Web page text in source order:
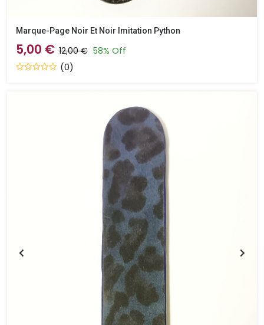
Marque-Page Noir Et Noir Imitation Python
5,00 € 12,00 € 58% Off
(0)